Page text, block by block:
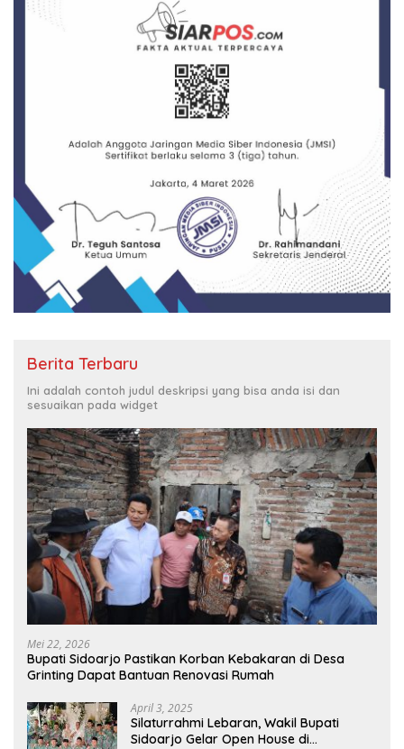
Berita Terbaru
Ini adalah contoh judul deskripsi yang bisa anda isi dan
sesuaikan pada widget
Mei 22, 2026
Bupati Sidoarjo Pastikan Korban Kebakaran di Desa
Grinting Dapat Bantuan Renovasi Rumah
April 3, 2025
Silaturrahmi Lebaran, Wakil Bupati
Sidoarjo Gelar Open House di